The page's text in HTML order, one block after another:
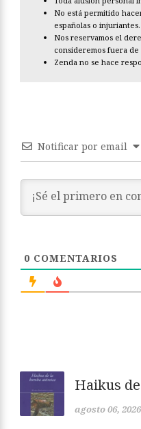
No está permitido
españolas o injuriantes.
Nos reservamos el
consideremos fuera de
Zenda no se hace
Notificar por email
0 COMENTARIOS
Haikus
agosto 06, 2026